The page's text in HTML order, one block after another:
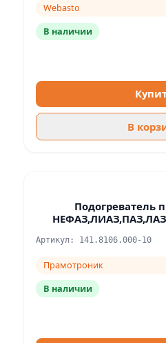
Webasto
В наличии
В
Подогреватель
Артикул: 141.8106.000-10
Прамотроник
В наличии